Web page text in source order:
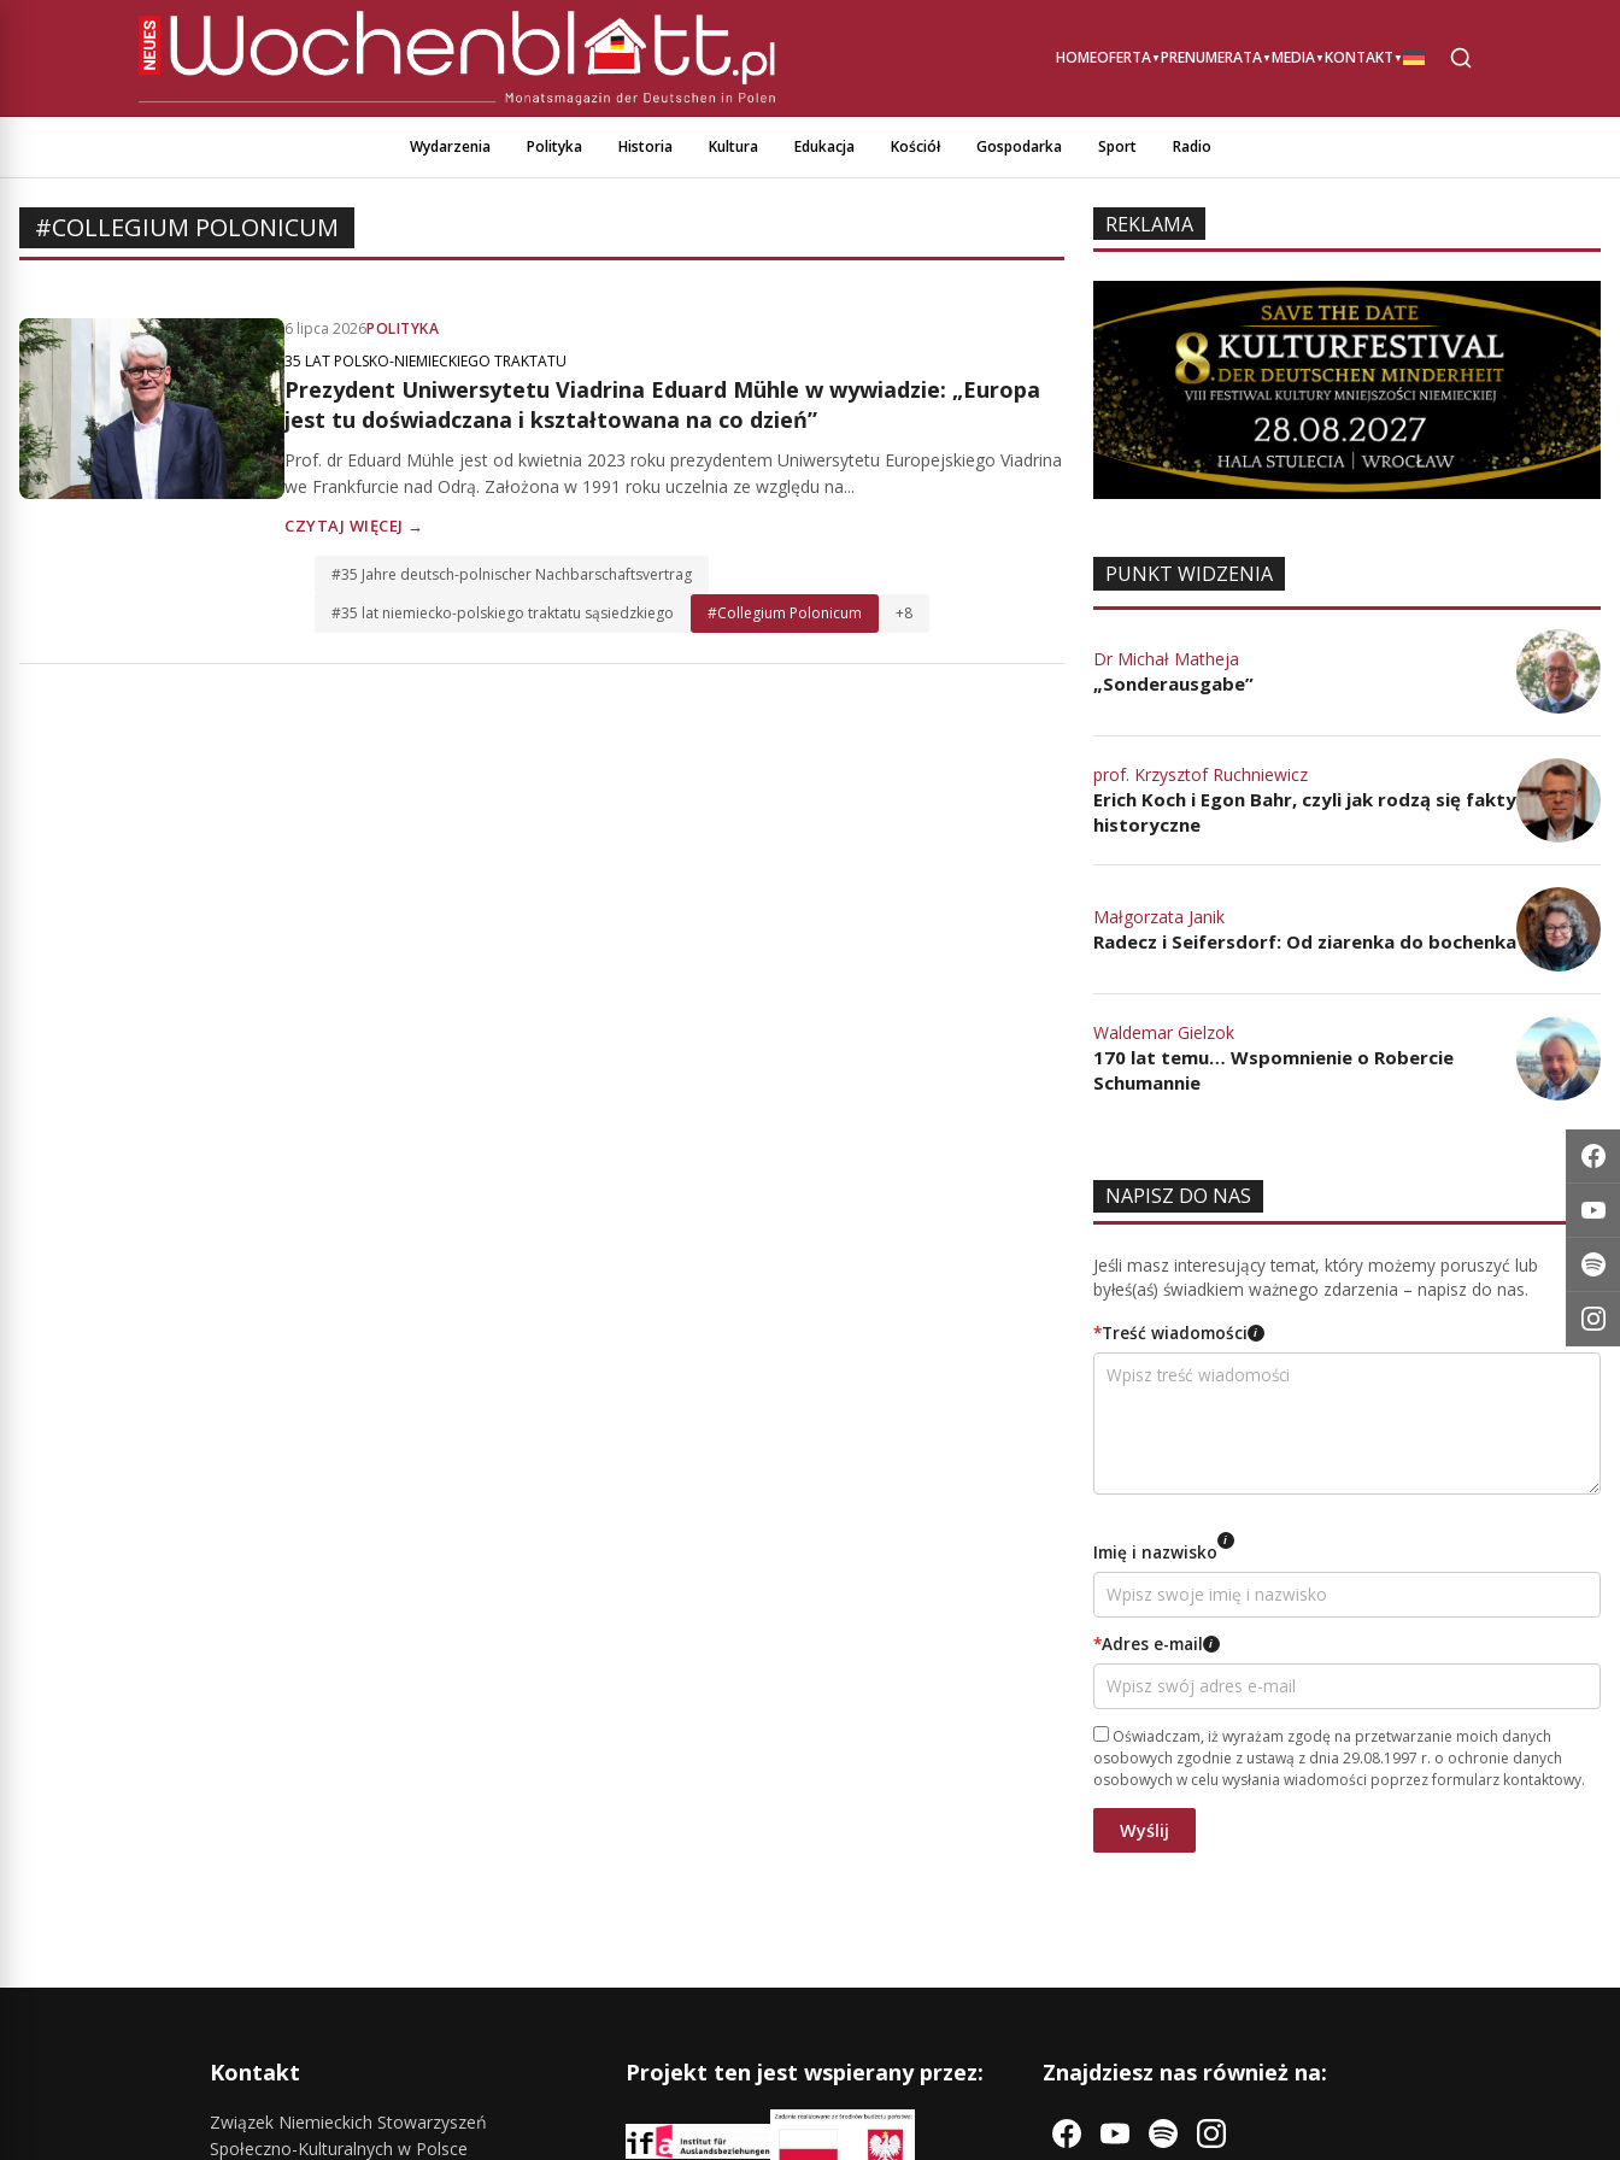
HOMEOFERTA PRENUMERATA MEDIA KONTAKT
Wydarzenia Polityka Historia Kultura Edukacja Kościół Gospodarka Sport Radio
#COLLEGIUM POLONICUM
6 lipca 2026POLITYKA
35 LAT POLSKO-NIEMIECKIEGO TRAKTATU
Prezydent Uniwersytetu Viadrina Eduard Mühle w wywiadzie: „Europa
jest tu doświadczana i kształtowana na co dzień”
Prof. dr Eduard Mühle jest od kwietnia 2023 roku prezydentem Uniwersytetu Europejskiego Viadrina
we Frankfurcie nad Odrą. Założona w 1991 roku uczelnia ze względu na...
CZYTAJ WIĘCEJ →
#35 Jahre deutsch-polnischer Nachbarschaftsvertrag
#35 lat niemiecko-polskiego traktatu sąsiedzkiego
#Collegium Polonicum +8
REKLAMA
PUNKT WIDZENIA
Dr Michał Matheja
„Sonderausgabe”
prof. Krzysztof Ruchniewicz
Erich Koch i Egon Bahr, czyli jak rodzą się fakty
historyczne
Małgorzata Janik
Radecz i Seifersdorf: Od ziarenka do bochenka
Waldemar Gielzok
170 lat temu… Wspomnienie o Robercie
Schumannie
NAPISZ DO NAS
Jeśli masz interesujący temat, który możemy poruszyć lub
byłeś(aś) świadkiem ważnego zdarzenia – napisz do nas.
*Treść wiadomości i
Imię i nazwisko i
*Adres e-mail i
Oświadczam, iż wyrażam zgodę na przetwarzanie moich danych
osobowych zgodnie z ustawą z dnia 29.08.1997 r. o ochronie danych
osobowych w celu wysłania wiadomości poprzez formularz kontaktowy.
Kontakt
Związek Niemieckich Stowarzyszeń
Społeczno-Kulturalnych w Polsce
Projekt ten jest wspierany przez: Znajdziesz nas również na: